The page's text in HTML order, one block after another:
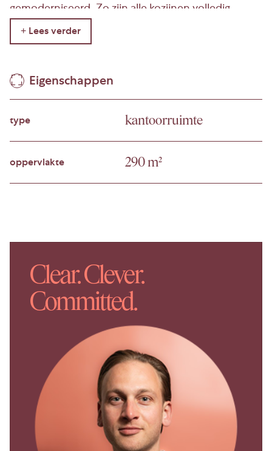
gemoderniseerd. Zo zijn alle kozijnen volledig
vernieuwd en voorzien van HR++ beglazing. Dankzij
deze investeringen voldoet het gebouw aan de
over energielabel B. De hoogwaardige
kantoorruimte is verdeeld in diverse kantoorkamers
nette pvc vloerafwerking, verlichtingsarmaturen,
twee volwaardige pantry’s, sanitair, mechanische
ventilatie en verwarming. Kortom, een instap klaar
populaire wijk Kralingen en staat bekend om zijn
dynamische sfeer en gemengde functie van horeca
en retail. Op loopafstand is de Lusthofstraat
gelegen zijn. Het gebouw biedt uitstekende
zichtbaarheid en exposure aan een levendige straat
met veel voetgangersverkeer.
Bereikbaarheid
Met De Auto
Het gebouw is goed bereikbaar met de auto dankzij
Eigenschappen
type kantoorruimte
oppervlakte 290 m²
Clear. Clever.
Committed.